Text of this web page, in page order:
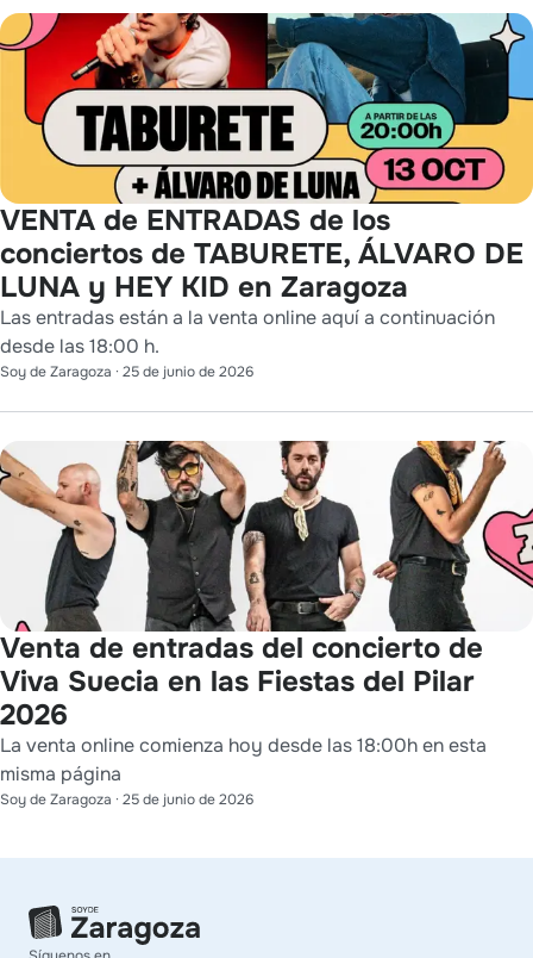
VENTA de ENTRADAS de los
conciertos de TABURETE, ÁLVARO DE
LUNA y HEY KID en Zaragoza
Las entradas están a la venta online aquí a continuación
desde las 18:00 h.
Soy de Zaragoza · 25 de junio de 2026
Venta de entradas del concierto de
Viva Suecia en las Fiestas del Pilar
2026
La venta online comienza hoy desde las 18:00h en esta
misma página
Soy de Zaragoza · 25 de junio de 2026